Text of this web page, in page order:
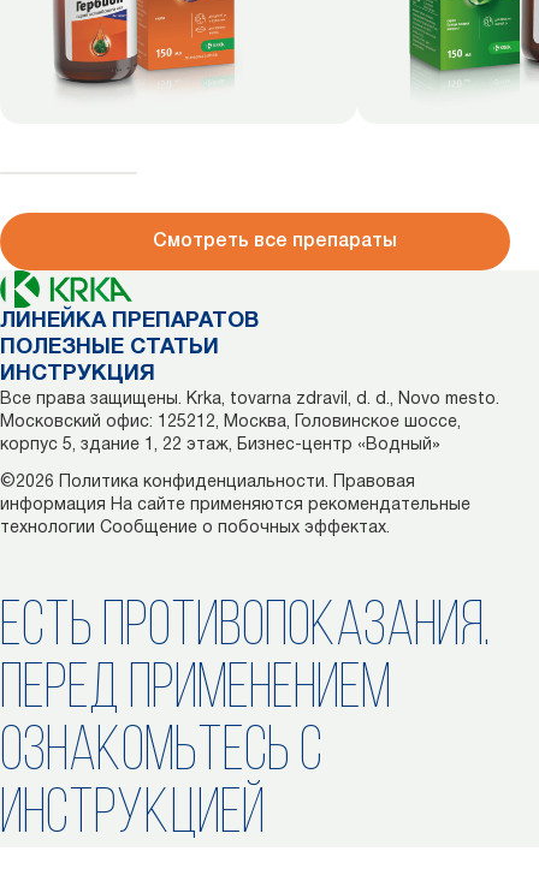
Смотреть все препараты
ЛИНЕЙКА ПРЕПАРАТОВ
ПОЛЕЗНЫЕ СТАТЬИ
ИНСТРУКЦИЯ
Все права защищены. Krka, tovarna zdravil, d. d., Novo mesto.
Московский офис: 125212, Москва, Головинское шоссе,
корпус 5, здание 1, 22 этаж, Бизнес-центр «Водный»
©2026 Политика конфиденциальности.
Правовая
информация На сайте применяются рекомендательные
технологии Сообщение о побочных эффектах.
ЕСТЬ ПРОТИВОПОКАЗАНИЯ.
ПЕРЕД ПРИМЕНЕНИЕМ
ОЗНАКОМЬТЕСЬ С
ИНСТРУКЦИЕЙ